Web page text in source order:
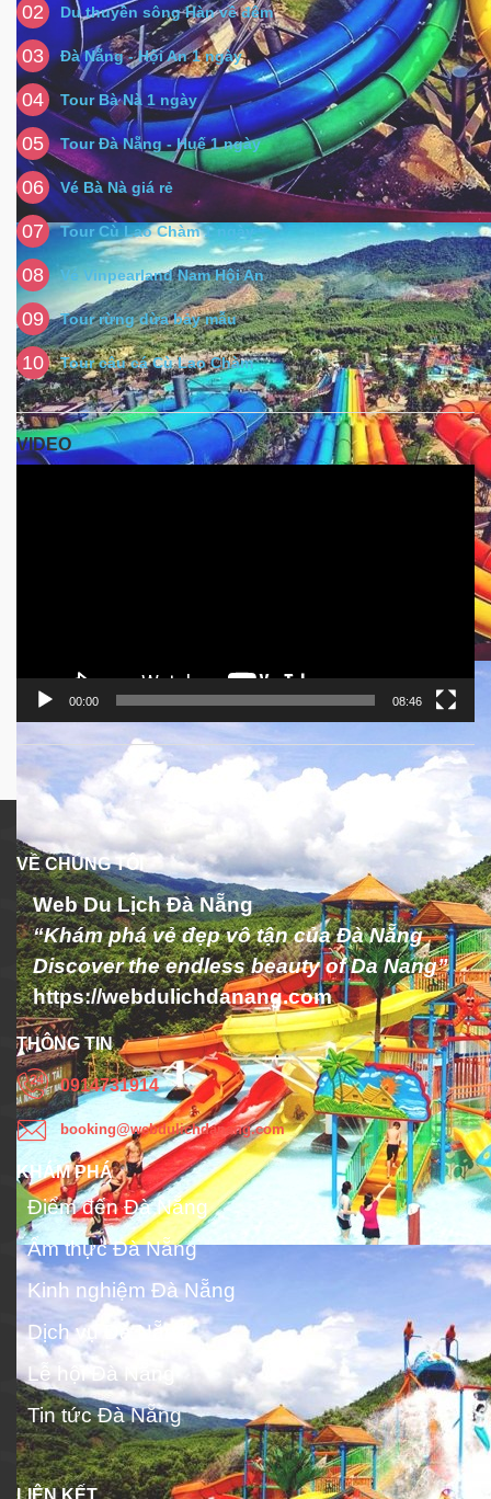
02 Du thuyền sông Hàn về đêm
03 Đà Nẵng - Hội An 1 ngày
04 Tour Bà Nà 1 ngày
05 Tour Đà Nẵng - Huế 1 ngày
06 Vé Bà Nà giá rẻ
07 Tour Cù Lao Chàm 1 ngày
08 Vé Vinpearland Nam Hội An
09 Tour rừng dừa bảy mẫu
10 Tour câu cá Cù Lao Chàm
VIDEO
00:00 08:46
VỀ CHÚNG TÔI
Web Du Lịch Đà Nẵng
“Khám phá vẻ đẹp vô tận của Đà Nẵng
Discover the endless beauty of Da Nang”
https://webdulichdanang.com
THÔNG TIN
0914731914
booking@webdulichdanang.com
KHÁM PHÁ
Điểm đến Đà Nẵng
Ẩm thực Đà Nẵng
Kinh nghiệm Đà Nẵng
Dịch vụ Đà Nẵng
Lễ hội Đà Nẵng
Tin tức Đà Nẵng